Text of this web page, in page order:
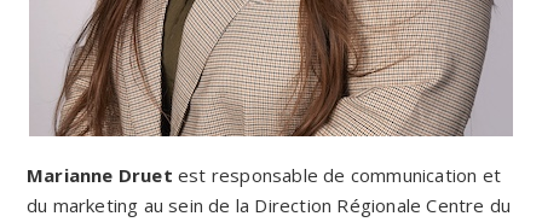
Marianne Druet est responsable de communication et
du marketing au sein de la Direction Régionale Centre du